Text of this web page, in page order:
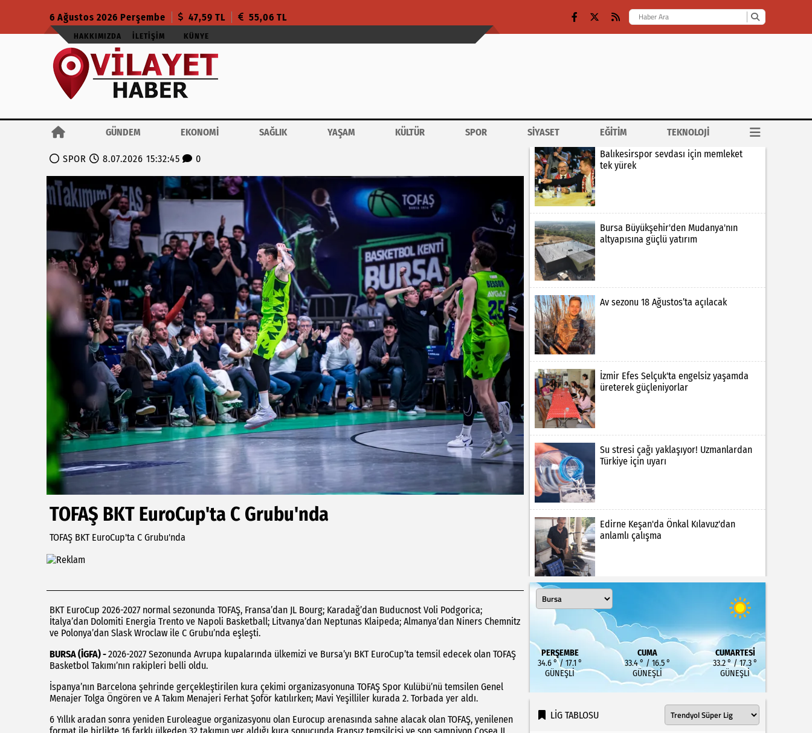
6 Ağustos 2026 Perşembe 47,59 TL 55,06 TL
HAKKIMIZDA İLETIŞIM KÜNYE
GÜNDEM EKONOMİ SAĞLIK YAŞAM KÜLTÜR SPOR SİYASET EĞİTİM TEKNOLOJİ
SPOR 8.07.2026 15:32:45 0
TOFAŞ BKT EuroCup'ta C Grubu'nda
TOFAŞ BKT EuroCup'ta C Grubu'nda
BKT EuroCup 2026-2027 normal sezonunda TOFAŞ, Fransa’dan JL Bourg; Karadağ’dan Buducnost Voli Podgorica;
İtalya’dan Dolomiti Energia Trento ve Napoli Basketball; Litvanya’dan Neptunas Klaipeda; Almanya’dan Niners Chemnitz
ve Polonya’dan Slask Wroclaw ile C Grubu’nda eşleşti.
BURSA (İGFA) -2026-2027 Sezonunda Avrupa kupalarında ülkemizi ve Bursa’yı BKT EuroCup’ta temsil edecek olan TOFAŞ
Basketbol Takımı’nın rakipleri belli oldu.
İspanya’nın Barcelona şehrinde gerçekleştirilen kura çekimi organizasyonuna TOFAŞ Spor Kulübü’nü temsilen Genel
Menajer Tolga Öngören ve A Takım Menajeri Ferhat Şoför katılırken; Mavi Yeşilliler kurada 2. Torbada yer aldı.
6 Yıllık aradan sonra yeniden Euroleague organizasyonu olan Eurocup arenasında sahne alacak olan TOFAŞ, yenilenen
Balıkesirspor sevdası için memleket
tek yürek
Bursa Büyükşehir'den Mudanya'nın
altyapısına güçlü yatırım
Av sezonu 18 Ağustos’ta açılacak
İzmir Efes Selçuk'ta engelsiz yaşamda
üreterek güçleniyorlar
Su stresi çağı yaklaşıyor! Uzmanlardan
Türkiye için uyarı
Edirne Keşan'da Önkal Kılavuz'dan
anlamlı çalışma
PERŞEMBE
34.6 ° / 17.1 °
GÜNEŞLI
CUMA
33.4 ° / 16.5 °
GÜNEŞLI
CUMARTESI
33.2 ° / 17.3 °
GÜNEŞLI
LİG TABLOSU